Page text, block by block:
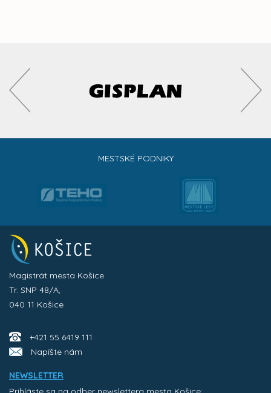
MESTSKÉ PODNIKY
Magistrát mesta Košice
Tr. SNP 48/A,
040 11 Košice
+421 55 6419 111
Napíšte nám
NEWSLETTER